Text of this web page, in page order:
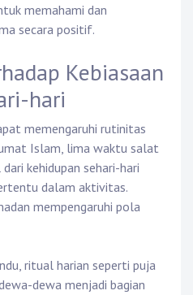
memahami dan
secara positif.
Kebiasaan
hari
memengaruhi rutinitas
Islam, lima waktu salat
kehidupan sehari-hari
dalam aktivitas.
mempengaruhi pola
ritual harian seperti puja
dewa menjadi bagian